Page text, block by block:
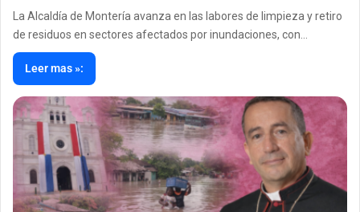
La Alcaldía de Montería avanza en las labores de limpieza y retiro
de residuos en sectores afectados por inundaciones, con…
Leer mas »: